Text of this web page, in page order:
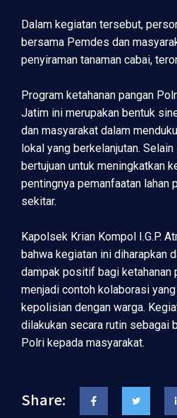
Dalam kegiatan tersebut,
bersama Pemdes dan
penyiraman tanaman cabai,
Program ketahanan pangan
Jatim ini merupakan bentuk
dan masyarakat dalam
lokal yang berkelanjutan.
bertujuan untuk meningkatkan
pentingnya pemanfaatan lahan
sekitar.
Kapolsek Krian Kompol I.G.P.
bahwa kegiatan ini diharapkan
dampak positif bagi ketahanan
menjadi contoh kolaborasi
kepolisian dengan warga.
dilakukan secara rutin sebagai
Polri kepada masyarakat.
Share: